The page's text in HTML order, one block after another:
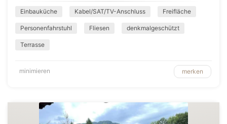
Einbauküche Kabel/SAT/TV-Anschluss Freifläche
Personenfahrstuhl Fliesen denkmalgeschützt
Terrasse
minimieren merken